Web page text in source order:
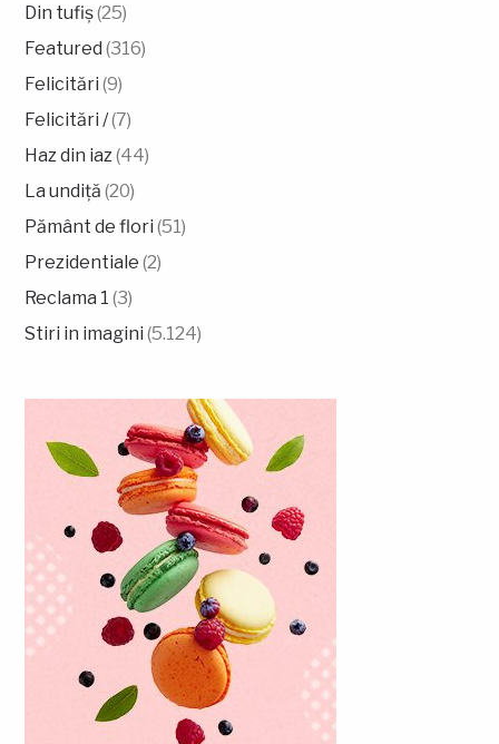
Din tufiș(25)
Featured (316)
Felicitări (9)
Felicitări /(7)
Haz din iaz(44)
La undiță (20)
Pământ de flori (51)
Prezidentiale (2)
Reclama 1 (3)
Stiri in imagini (5.124)